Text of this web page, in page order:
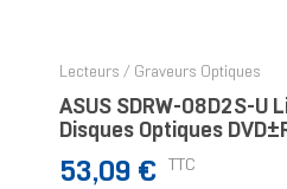
Lecteurs / Graveurs Optiques
ASUS SDRW-08D2S-U
Disques Optiques
Prix
53,09 € TTC